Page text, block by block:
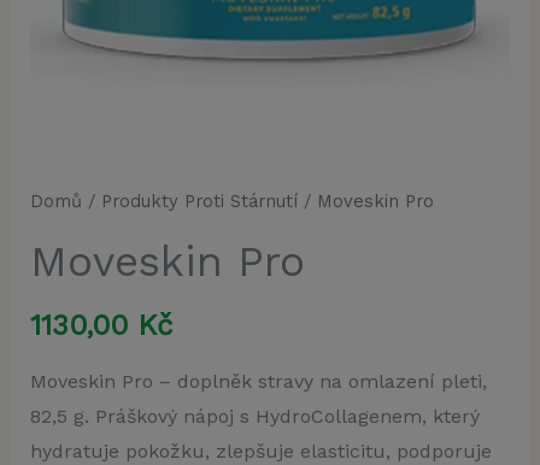
Domů / Produkty Proti Stárnutí/ Moveskin Pro
Moveskin Pro
1130,00 Kč
Moveskin Pro – doplněk stravy na omlazení pleti,
82,5 g. Práškový nápoj s HydroCollagenem, který
hydratuje pokožku, zlepšuje elasticitu, podporuje